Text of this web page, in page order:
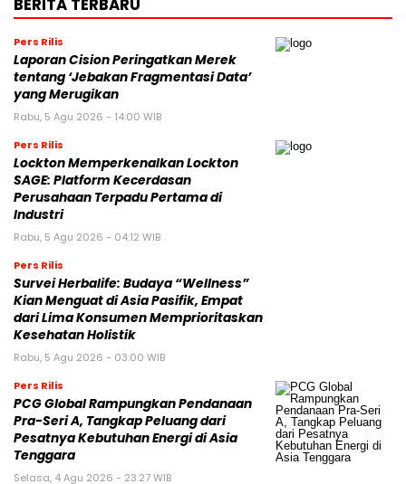
BERITA TERBARU
Pers Rilis
Laporan Cision Peringatkan Merek
tentang ‘Jebakan Fragmentasi Data’
yang Merugikan
Rabu, 5 Agu 2026 - 14:00 WIB
Pers Rilis
Lockton Memperkenalkan Lockton
SAGE: Platform Kecerdasan
Perusahaan Terpadu Pertama di
Industri
Rabu, 5 Agu 2026 - 04:12 WIB
Pers Rilis
Survei Herbalife: Budaya “Wellness”
Kian Menguat di Asia Pasifik, Empat
dari Lima Konsumen Memprioritaskan
Kesehatan Holistik
Rabu, 5 Agu 2026 - 03:00 WIB
Pers Rilis
PCG Global Rampungkan Pendanaan
Pra-Seri A, Tangkap Peluang dari
Pesatnya Kebutuhan Energi di Asia
Tenggara
Selasa, 4 Agu 2026 - 23:27 WIB